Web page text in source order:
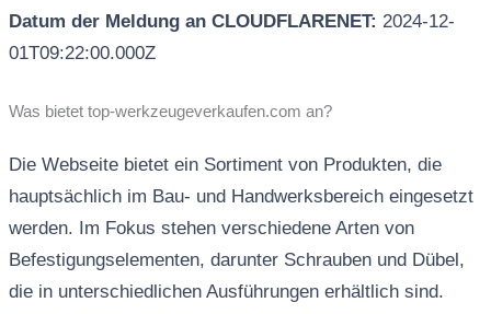
Datum der Meldung an CLOUDFLARENET: 2024-12-
01T09:22:00.000Z
Was bietet top-werkzeugeverkaufen.com an?
Die Webseite bietet ein Sortiment von Produkten, die
hauptsächlich im Bau- und Handwerksbereich eingesetzt
werden. Im Fokus stehen verschiedene Arten von
Befestigungselementen, darunter Schrauben und Dübel,
die in unterschiedlichen Ausführungen erhältlich sind.